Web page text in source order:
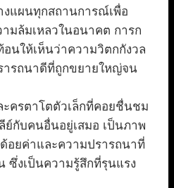
งแผนทุกสถานการณ์เพื่อ
มล้มเหลวในอนาคต การก
นให้เห็นว่าความวิตกกังวล
ารถนาดีที่ถูกขยายใหญ่จน
ะครตาโตตัวเล็กที่คอยชื่นชม
ย์กับคนอื่นอยู่เสมอ เป็นภาพ
อยค่าและความปรารถนาที่
ซึ่งเป็นความรู้สึกที่รุนแรง